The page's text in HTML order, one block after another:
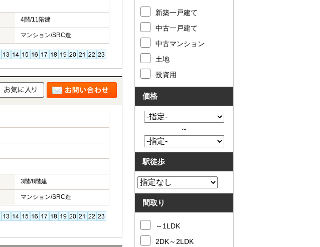
4階/11階建
マンション/SRC造
3階/8階建
マンション/SRC造
新築一戸建て
中古一戸建て
中古マンション
土地
投資用
価格
～
駅徒歩
間取り
～1LDK
2DK～2LDK